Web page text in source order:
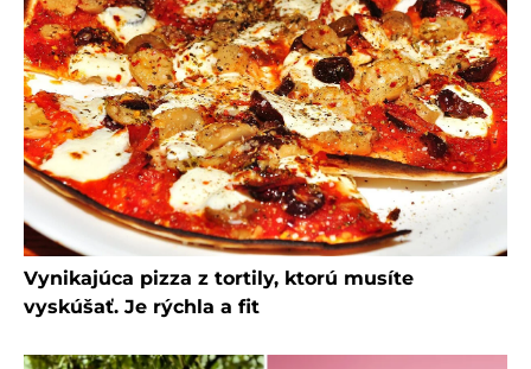
Vynikajúca pizza z tortily, ktorú musíte
vyskúšať. Je rýchla a fit